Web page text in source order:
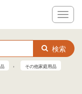
メ
ニ
ー
検索
その他家庭用品